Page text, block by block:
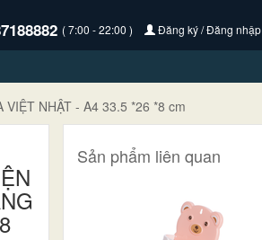
( 7:00 - 22:00 ) Đăng ký / Đăng nhập
NHẬT - A4 33.5 *26 *8 cm
Sản phẩm liên quan